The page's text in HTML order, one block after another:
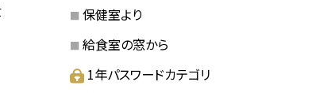
保健室より
給食室の窓から
1年パスワードカテゴリ